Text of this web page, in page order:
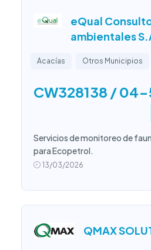
eQual
ambientales
Acacías Otros Municipios
CW328138 /
Servicios de monitoreo de
para Ecopetrol.
13/03/2026
QMAX